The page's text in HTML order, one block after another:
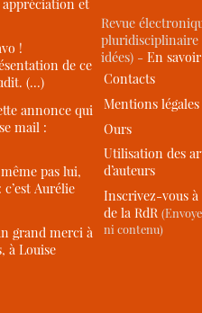
et
!
de ce
(…)
annonce qui
mail :
pas lui,
Aurélie
grand merci à
à Louise
Revue
idées) -En
Contacts
Mentions légales
Ours
Utilisation des
d’auteurs
Inscrivez-vous
de la RdR
ni contenu)